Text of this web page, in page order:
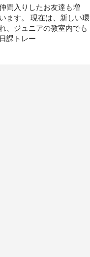
間入りしたお友達も増
ます。 現在は、新しい環
、ジュニアの教室内でも
課トレー